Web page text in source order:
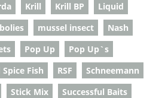
Krill Krill BP
Liquid
mussel insect
Nash
Pop Up
Pop Up`s
Spice Fish RSF
Schneemann
Stick Mix
Successful Baits